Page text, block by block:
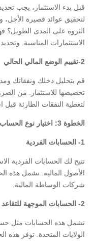
قبل بدء الاستثمار، يجب
لتحقيق عوائد قصيرة
الثروة على المدى الطويل؟
الاستثمارات المناسبة.
2-تقييم الوضع المالي الحالي
قم بتحليل دخلك ونفقاتك
تخصيصها للاستثمار. من
لتغطية النفقات الطارئة قبل
الخطوة 3: اختيار نوع الحساب الاستثماري
1- الحسابات الفردية
تتيح لك الحسابات الفردية
الأصول المالية. تشمل هذه
شركات الوساطة المالية.
2- الحسابات الموجهة للتقاعد
الولايات المتحدة. توفر هذه